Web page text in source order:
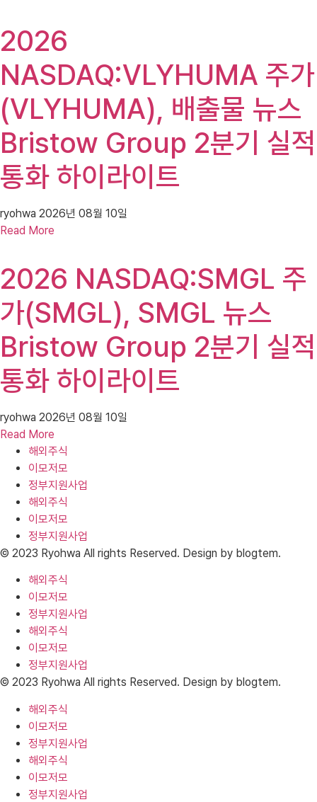
2026
NASDAQ:VLYHUMA 주가
(VLYHUMA), 배출물 뉴스
Bristow Group 2분기 실적
통화 하이라이트
ryohwa 2026년 08월 10일
Read More
2026 NASDAQ:SMGL 주
가(SMGL), SMGL 뉴스
Bristow Group 2분기 실적
통화 하이라이트
ryohwa 2026년 08월 10일
Read More
해외주식
이모저모
정부지원사업
해외주식
이모저모
정부지원사업
© 2023 Ryohwa All rights Reserved. Design by blogtem.
해외주식
이모저모
정부지원사업
해외주식
이모저모
정부지원사업
© 2023 Ryohwa All rights Reserved. Design by blogtem.
해외주식
이모저모
정부지원사업
해외주식
이모저모
정부지원사업